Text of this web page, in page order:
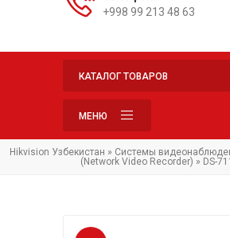
+998 99 213 48 63
КАТАЛОГ ТОВАРОВ
МЕНЮ
Hikvision Узбекистан » Системы
(Network Video Recorder) » DS-